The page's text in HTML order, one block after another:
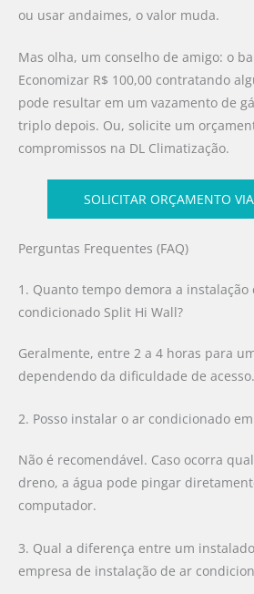
ou usar andaimes, o valor muda.
Mas olha, um conselho de amigo: o
Economizar R$ 100,00 contratando
pode resultar em um vazamento de
triplo depois. Ou, solicite um
compromissos na DL Climatização.
SOLICITAR ORÇAMENTO
Perguntas Frequentes (FAQ)
1. Quanto tempo demora a instalação
condicionado Split Hi Wall?
Geralmente, entre 2 a 4 horas para
dependendo da dificuldade de acesso.
2. Posso instalar o ar condicionado
Não é recomendável. Caso ocorra
dreno, a água pode pingar
computador.
3. Qual a diferença entre um
empresa de instalação de ar